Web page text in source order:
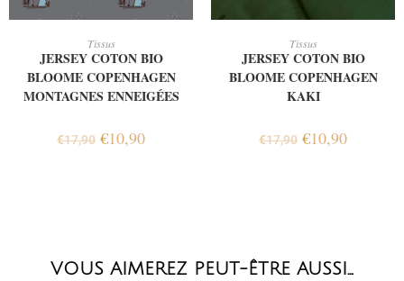
Tissus
JERSEY COTON BIO
BLOOME COPENHAGEN
MONTAGNES ENNEIGÉES
€17,90 €10,90
Tissus
JERSEY COTON BIO
BLOOME COPENHAGEN
KAKI
€17,90 €10,90
VOUS AIMEREZ PEUT-ÊTRE AUSSI…